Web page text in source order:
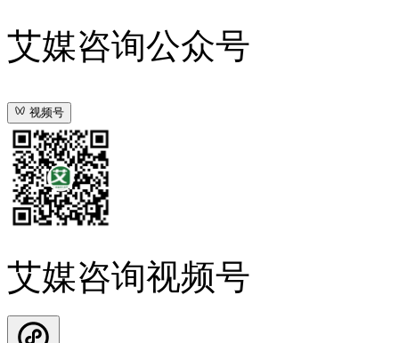
艾媒咨询公众号
视频号
艾媒咨询视频号